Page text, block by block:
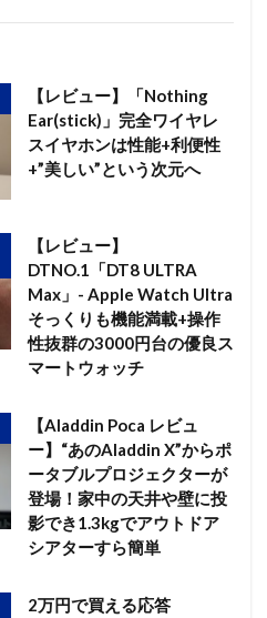
【レビュー】「Nothing
Ear(stick)」完全ワイヤレ
スイヤホンは性能+利便性
+”美しい”という次元へ
【レビュー】
DTNO.1「DT8 ULTRA
Max」- Apple Watch Ultra
そっくりも機能満載+操作
性抜群の3000円台の優良ス
マートウォッチ
【Aladdin Poca レビュ
ー】“あのAladdin X”からポ
ータブルプロジェクターが
登場！家中の天井や壁に投
影でき1.3kgでアウトドア
シアターすら簡単
2万円で買える応答